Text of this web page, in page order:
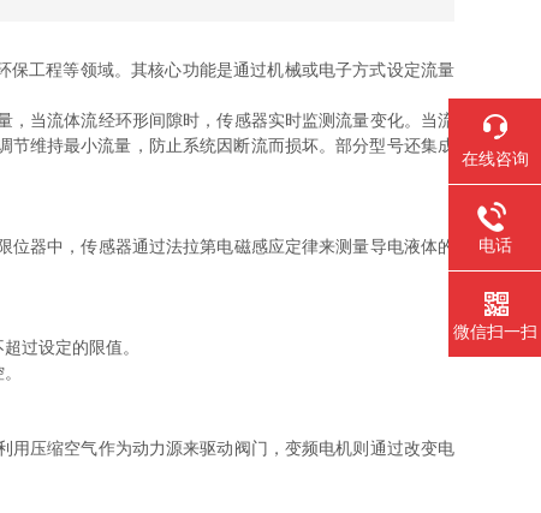
工程等领域。其核心功能是通过机械或电子方式设定流量
当流体流经环形间隙时，传感器实时监测流量变化。当流
维持最小流量，防止系统因断流而损坏。部分型号还集成
器中，传感器通过法拉第电磁感应定律来测量导电液体的
过设定的限值。
压缩空气作为动力源来驱动阀门，变频电机则通过改变电
在线咨询
电话
微信扫一扫